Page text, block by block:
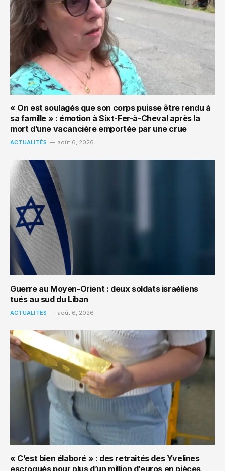
« On est soulagés que son corps puisse être rendu à
sa famille » : émotion à Sixt-Fer-à-Cheval après la
mort d’une vacancière emportée par une crue
ACTUALITÉS août 6, 2026
Guerre au Moyen-Orient : deux soldats israéliens
tués au sud du Liban
ACTUALITÉS août 6, 2026
« C’est bien élaboré » : des retraités des Yvelines